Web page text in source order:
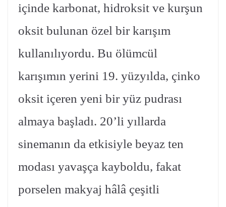
içinde karbonat, hidroksit ve kurşun
oksit bulunan özel bir karışım
kullanılıyordu. Bu ölümcül
karışımın yerini 19. yüzyılda, çinko
oksit içeren yeni bir yüz pudrası
almaya başladı. 20’li yıllarda
sinemanın da etkisiyle beyaz ten
modası yavaşça kayboldu, fakat
porselen makyaj hâlâ çeşitli